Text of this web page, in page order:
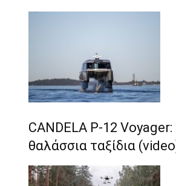
CANDELA P-12
θαλάσσια ταξίδια